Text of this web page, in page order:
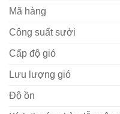
Mã hàng
Công suất sưởi
Cấp độ gió
Lưu lượng gió
Độ ồn